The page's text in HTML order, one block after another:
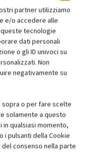
partner utilizziamo
e/o accedere alle
tecnologie
dati personali
o gli ID univoci su
Non
negativamente su
sopra o per fare scelte
solamente a questo
qualsiasi momento,
i pulsanti della Cookie
consenso nella parte